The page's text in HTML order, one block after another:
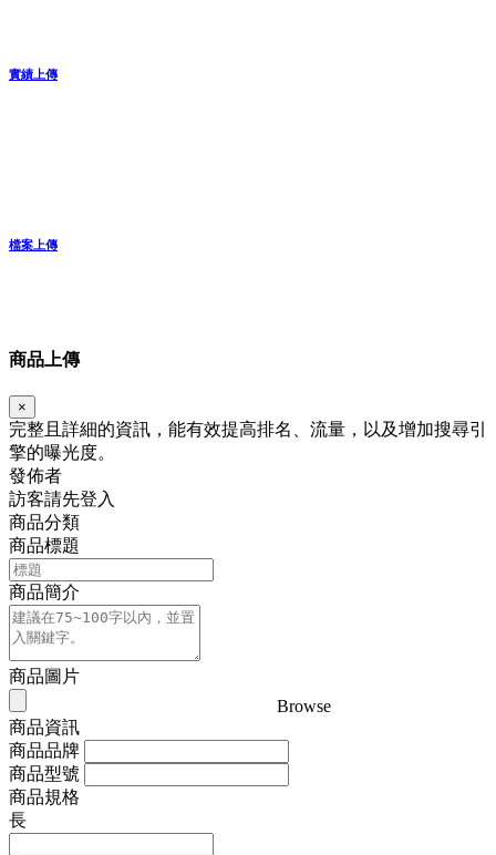
實績上傳
檔案上傳
商品上傳
×
完整且詳細的資訊，能有效提高排名、流量，以及增加搜尋引
擎的曝光度。
發佈者
訪客請先登入
商品分類
商品標題
商品簡介
商品圖片
Browse
商品資訊
商品品牌
商品型號
商品規格
長